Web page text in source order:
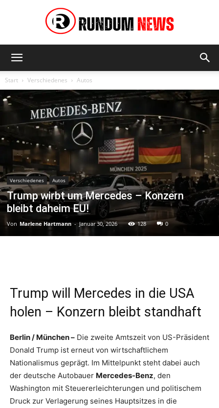
News
Start Verschiedenes Autos
Verschiedenes Autos
Trump wirbt um Mercedes – Konzern
bleibt daheim EU!
Von Marlene Hartmann - Januar 30, 2026 128 0
Trump will Mercedes in die USA
holen – Konzern bleibt standhaft
Berlin / München – Die zweite Amtszeit von US-Präsident
Donald Trump ist erneut von wirtschaftlichem
Nationalismus geprägt. Im Mittelpunkt steht dabei auch
der deutsche Autobauer Mercedes-Benz, den
Washington mit Steuererleichterungen und politischem
Druck zur Verlagerung seines Hauptsitzes in die